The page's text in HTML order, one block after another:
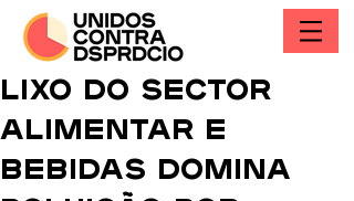
Lixo do sector
alimentar e
bebidas domina